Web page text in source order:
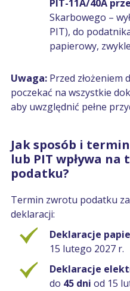
PIT-11A/40A
Skarbowego –
PIT), do
papierowy,
Uwaga: Przed złożeniem
poczekać na wszystkie
aby uwzględnić pełne
Jak sposób i
lub PIT wpływa
podatku?
Termin zwrotu podatku
deklaracji:
Deklaracje
15 lutego 2027 r.
Deklaracje
do 45 dni od 15